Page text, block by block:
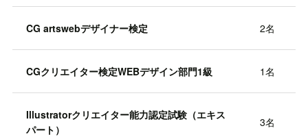
CG artswebデザイナー検定 2名
CGクリエイター検定WEBデザイン部門1級 1名
Illustratorクリエイター能力認定試験（エキス
パート）
3名